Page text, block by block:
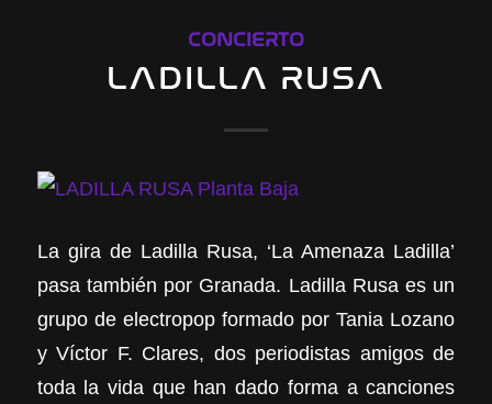
CONCIERTO
LADILLA RUSA
La gira de Ladilla Rusa, ‘La Amenaza Ladilla’
pasa también por Granada. Ladilla Rusa es un
grupo de electropop formado por Tania Lozano
y Víctor F. Clares, dos periodistas amigos de
toda la vida que han dado forma a canciones